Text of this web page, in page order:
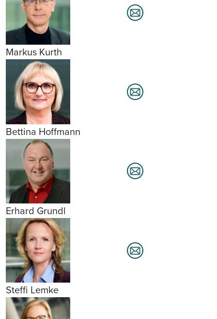
Markus Kurth
Bettina Hoffmann
Erhard Grundl
Steffi Lemke